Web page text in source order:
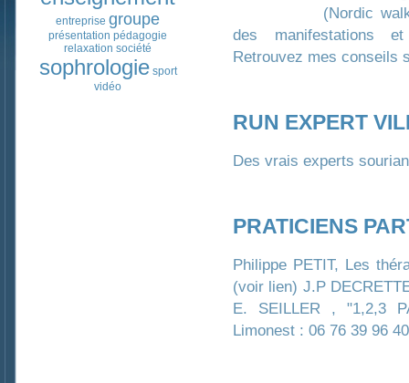
entreprise groupe
présentation pédagogie
relaxation société
sophrologie sport
vidéo
(Nordic
des manifestations
Retrouvez mes conseils
RUN EXPERT
Des vrais experts
PRATICIENS
Philippe PETIT, Les
(voir lien) J.P
E. SEILLER , "1,2,3
Limonest : 06 76 39 96 40